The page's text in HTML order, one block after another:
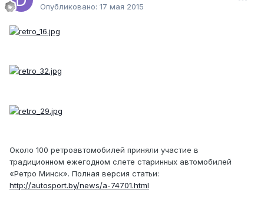
Опубликовано: 17 мая 2015
Около 100 ретроавтомобилей приняли участие в
традиционном ежегодном слете старинных автомобилей
«Ретро Минск». Полная версия статьи:
http://autosport.by/news/a-74701.html